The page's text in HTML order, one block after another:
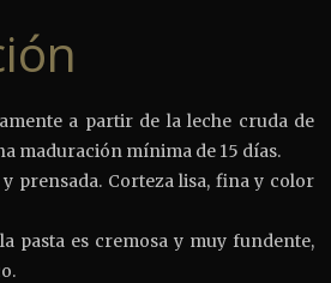
a partir de la leche cruda de
maduración mínima de 15 días.
y prensada. Corteza lisa, fina y color
pasta es cremosa y muy fundente,